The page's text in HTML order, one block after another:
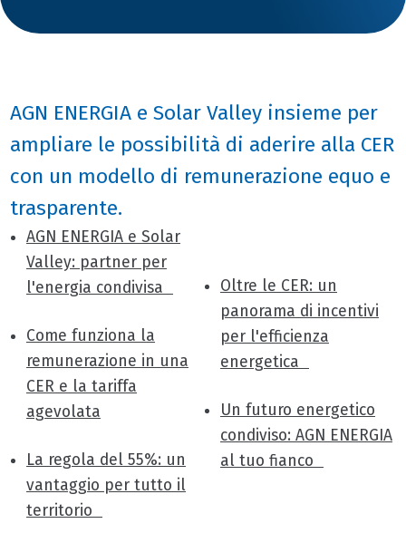
AGN ENERGIA e Solar Valley insieme per
ampliare le possibilità di aderire alla CER
con un modello di remunerazione equo e
trasparente.
AGN ENERGIA e Solar
Valley: partner per
l'energia condivisa
Come funziona la
remunerazione in una
CER e la tariffa
agevolata
La regola del 55%: un
vantaggio per tutto il
territorio
Oltre le CER: un
panorama di incentivi
per l'efficienza
energetica
Un futuro energetico
condiviso: AGN ENERGIA
al tuo fianco